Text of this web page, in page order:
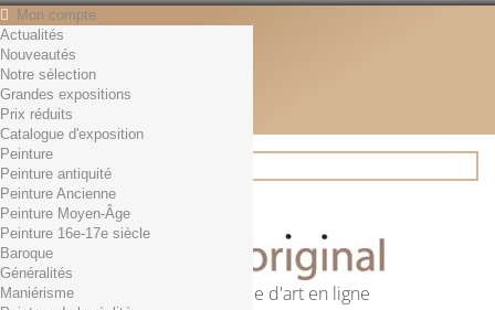
Mon compte
Contact
Français
English
Français
Actualités
Rechercher
Première librairie d'art en ligne
Actualités
Nouveautés
Notre sélection
Grandes expositions
Prix réduits
Catalogue d'exposition
Peinture
Peinture antiquité
Peinture Ancienne
Peinture Moyen-Âge
Peinture 16e-17e siècle
Baroque
Généralités
Maniérisme